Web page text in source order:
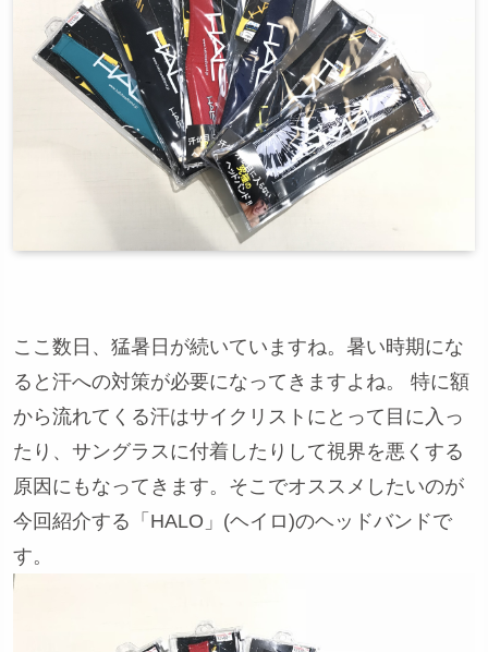
ここ数日、猛暑日が続いていますね。暑い時期にな
ると汗への対策が必要になってきますよね。 特に額
から流れてくる汗はサイクリストにとって目に入っ
たり、サングラスに付着したりして視界を悪くする
原因にもなってきます。そこでオススメしたいのが
今回紹介する「HALO」(ヘイロ)のヘッドバンドで
す。